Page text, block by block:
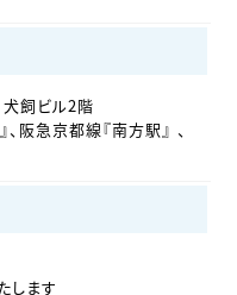
飼ビル2階
阪急京都線『南方駅』 、
します